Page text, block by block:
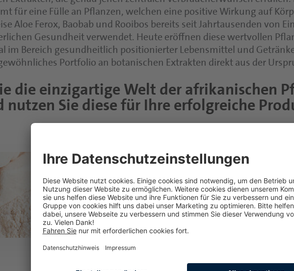
für eine Fülle an Pflanzen, welchen eine positive Wirkung auf
Aloe Ferox, Baobab und Rooibos bereits seit Jahrtausenden von
Gesundheit verwendet. Heute eröffnen diese wertvollen
im Bereich gesundheitlich positionierter Lebensmittel und
Portfolio an botanischen Extrakten direkt aus der
die einzigartige Welt der afrikanischen
nutzen Sie diese für Ihre erfolgreiche
Portfolio
Döhler African Botanical
Welt der afrikanischen Pflanzen- und Frucht-Extrakte und nutzen